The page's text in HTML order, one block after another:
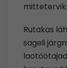
Rutakas
sageli